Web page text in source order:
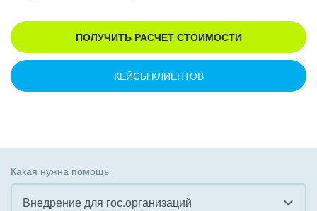
ПОЛУЧИТЬ РАСЧЕТ СТОИМОСТИ
КЕЙСЫ КЛИЕНТОВ
Какая нужна помощь
Внедрение для гос.организаций